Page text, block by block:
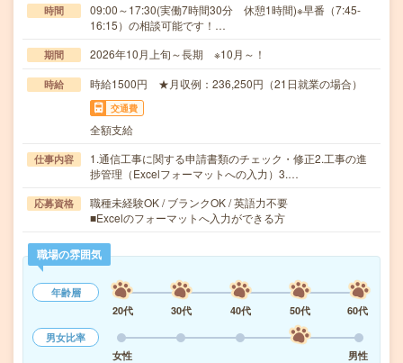
時間
09:00～17:30(実働7時間30分 休憩1時間)※早番（7:45-
16:15）の相談可能です！…
期間 2026年10月上旬～長期 ※10月～！
時給 時給1500円 ★月収例：236,250円（21日就業の場合）
交通費
全額支給
仕事内容
1.通信工事に関する申請書類のチェック・修正2.工事の進
捗管理（Excelフォーマットへの入力）3.…
応募資格
職種未経験OK / ブランクOK / 英語力不要
■Excelのフォーマットへ入力ができる方
職場の雰囲気
年齢層
20代
30代 40代 50代
60代
男女比率
女性
男性